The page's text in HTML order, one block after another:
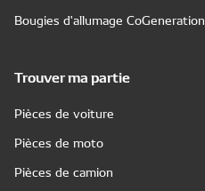
Bougies d'allumage CoGeneration
Trouver ma partie
Pièces de voiture
Pièces de moto
Pièces de camion